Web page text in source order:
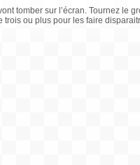
tomber sur l’écran. Tournez le
ou plus pour les faire